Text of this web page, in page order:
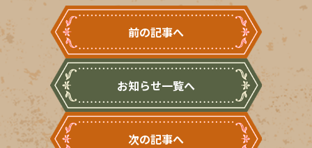
前の記事へ
お知らせ一覧へ
次の記事へ